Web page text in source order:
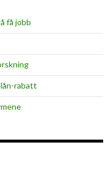
få jobb
rabatt